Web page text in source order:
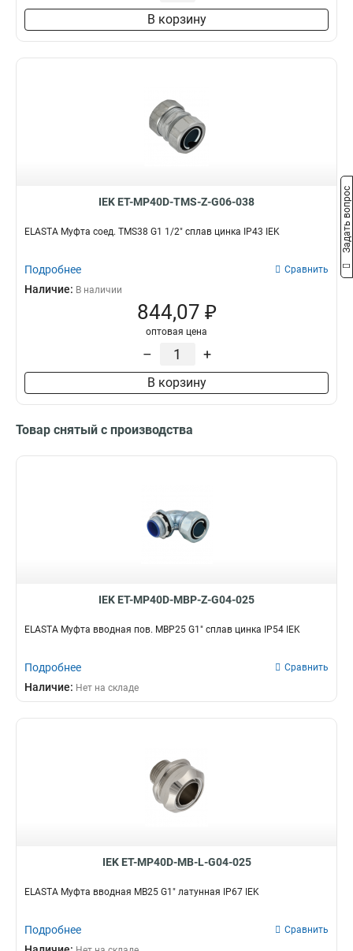
В корзину
IEK ET-MP40D-TMS-Z-G06-038
ELASTA Муфта соед. TMS38 G1 1/2" сплав цинка IP43 IEK
Подробнее Сравнить
Наличие: В наличии
844,07 ₽
оптовая цена
– +
В корзину
Товар снятый с производства
IEK ET-MP40D-MBP-Z-G04-025
ELASTA Муфта вводная пов. MBP25 G1" сплав цинка IP54 IEK
Подробнее Сравнить
Наличие: Нет на складе
IEK ET-MP40D-MB-L-G04-025
ELASTA Муфта вводная MB25 G1" латунная IP67 IEK
Подробнее Сравнить
Задать вопрос